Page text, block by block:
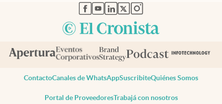
abre en nueva pestaña
abre en nueva pestaña
abre en nueva pestaña
abre en nueva pestaña
abre en nueva pestaña
ContactoCanales de WhatsAppSuscribiteQuiénes Somos
Portal de ProveedoresTrabajá con nosotros